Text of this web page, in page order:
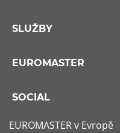
SLUŽBY
EUROMASTER
SOCIAL
EUROMASTER v Evropě